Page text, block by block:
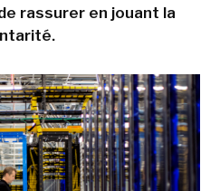
rassurer en jouant la